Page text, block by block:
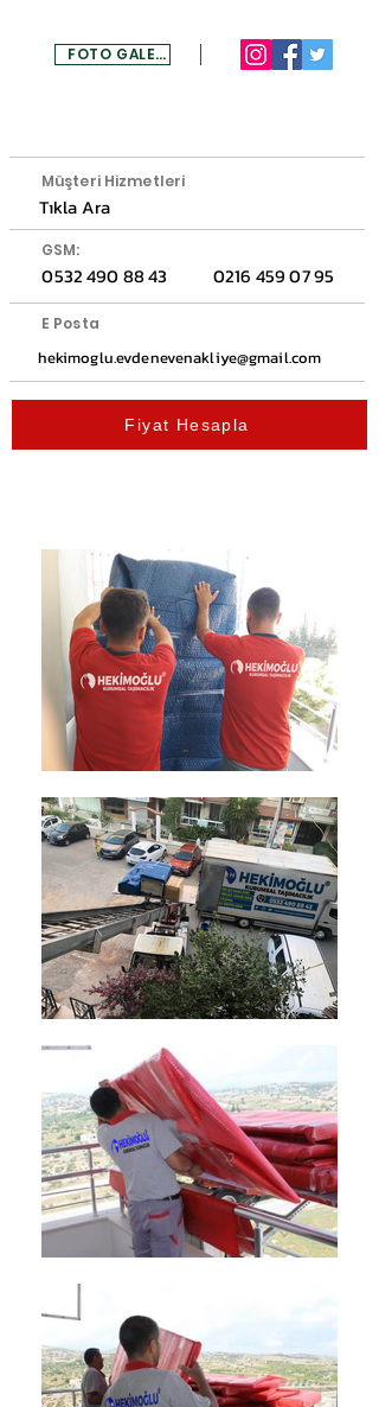
Fiyat Hesapla
GSM:
E Posta
0532 490 88 43
hekimoglu.evdenevenakliye@gmail.com
Müşteri Hizmetleri
Tıkla Ara
FOTO GALERİ
0216 459 07 95